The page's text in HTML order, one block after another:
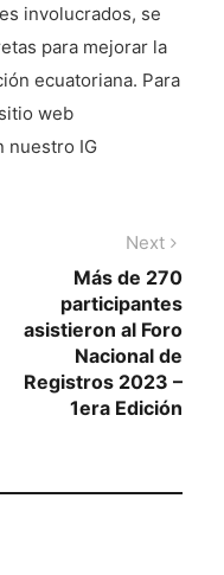
involucrados, se
para mejorar la
ecuatoriana. Para
web
nuestro IG
Next
post:
Más de 270
participantes
asistieron al Foro
Nacional de
Registros 2023 –
1era Edición